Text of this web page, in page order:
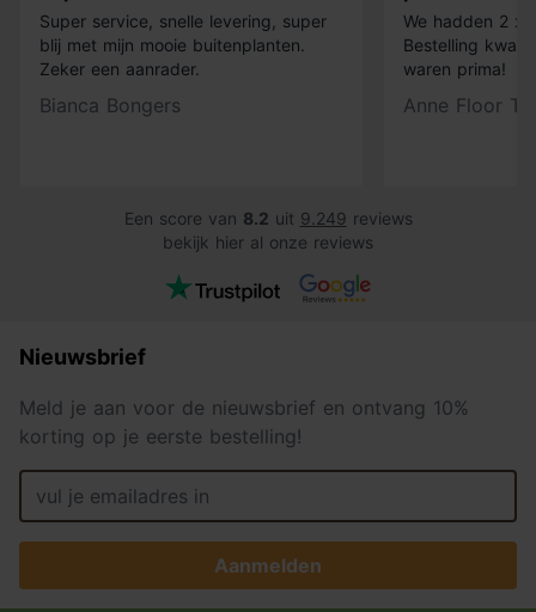
Super service, snelle levering, super
blij met mijn mooie buitenplanten.
Zeker een aanrader.
Bianca Bongers
We hadden 2 x
Bestelling
waren prima!
Anne Floor
Een score van 8.2 uit 9.249 reviews
bekijk hier al onze reviews
Nieuwsbrief
Meld je aan voor de nieuwsbrief en ontvang 10%
korting op je eerste bestelling!
Aanmelden